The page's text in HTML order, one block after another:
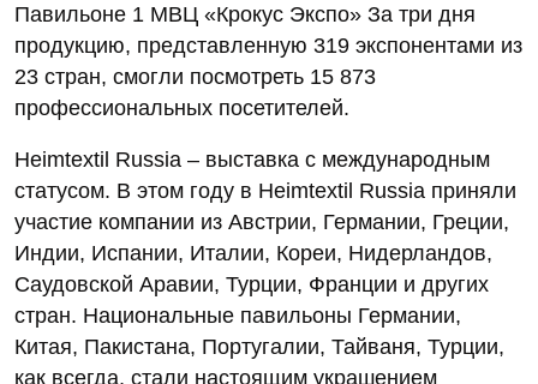
Павильоне 1 МВЦ «Крокус Экспо» За три дня
продукцию, представленную 319 экспонентами из
23 стран, смогли посмотреть 15 873
профессиональных посетителей.
Heimtextil Russia – выставка с международным
статусом. В этом году в Heimtextil Russia приняли
участие компании из Австрии, Германии, Греции,
Индии, Испании, Италии, Кореи, Нидерландов,
Саудовской Аравии, Турции, Франции и других
стран. Национальные павильоны Германии,
Китая, Пакистана, Португалии, Тайваня, Турции,
как всегда, стали настоящим украшением